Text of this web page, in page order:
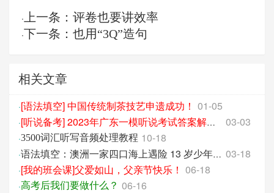
· 上一条：评卷也要讲效率
·下一条：也用“3Q”造句
相关文章
·[语法填空] 中国传统制茶技艺申遗成功！ 01-05
· [听说备考] 2023年广东一模听说考试答案解析版 03-03
·3500词汇听写音频处理教程 10-18
· 语法填空：澳洲一家四口海上遇险 13 岁少年游泳求救创生命奇迹 03-18
·[我的班会课]父爱如山，父亲节快乐！ 06-18
·高考后我们要做什么？ 06-16